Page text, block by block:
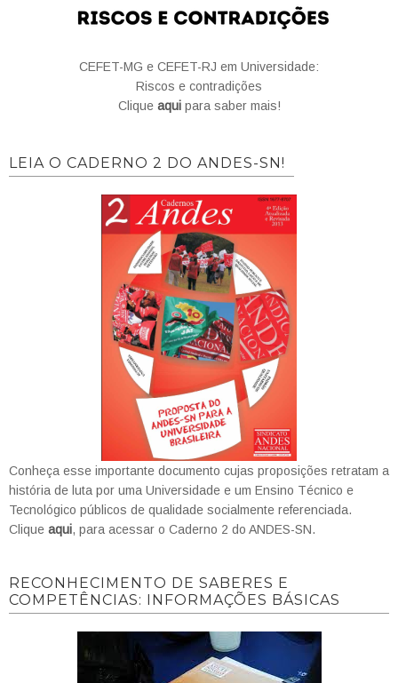
CEFET-MG e CEFET-RJ em Universidade:
Riscos e contradições
Clique aquipara saber mais!
LEIA O CADERNO 2 DO ANDES-SN!
Conheça esse importante documento cujas proposições retratam a
história de luta por uma Universidade e um Ensino Técnico e
Tecnológico públicos de qualidade socialmente referenciada.
Clique aqui, para acessar o Caderno 2 do ANDES-SN.
RECONHECIMENTO DE SABERES E
COMPETÊNCIAS: INFORMAÇÕES BÁSICAS